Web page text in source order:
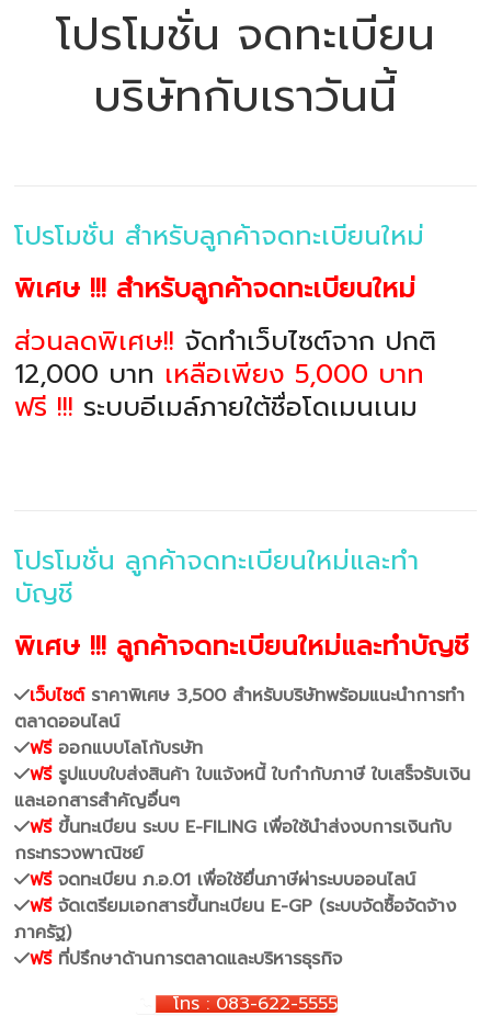
โปรโมชั่น จดทะเบียน
บริษัทกับเราวันนี้
โปรโมชั่น สำหรับลูกค้าจดทะเบียนใหม่
พิเศษ !!! สำหรับลูกค้าจดทะเบียนใหม่
ส่วนลดพิเศษ!! จัดทำเว็บไซต์จาก ปกติ
12,000 บาท เหลือเพียง 5,000 บาท
ฟรี !!! ระบบอีเมล์ภายใต้ชื่อโดเมนเนม
โปรโมชั่น ลูกค้าจดทะเบียนใหม่และทำ
บัญชี
พิเศษ !!! ลูกค้าจดทะเบียนใหม่และทำบัญชี
เว็บไซต์ราคาพิเศษ 3,500 สำหรับบริษัทพร้อมแนะนำการทำ
ตลาดออนไลน์
ฟรีออกแบบโลโก้บรษัท
ฟรีรูปแบบใบส่งสินค้า ใบแจ้งหนี้ ใบกำกับภาษี ใบเสร็จรับเงิน
และเอกสารสำคัญอื่นๆ
ฟรีขึ้นทะเบียน ระบบ E-FILING เพื่อใช้นำส่งงบการเงินกับ
กระทรวงพาณิชย์
ฟรีจดทะเบียน ภ.อ.01 เพื่อใช้ยื่นภาษีผ่าระบบออนไลน์
ฟรีจัดเตรียมเอกสารขึ้นทะเบียน E-GP (ระบบจัดซื้อจัดจ้าง
ภาครัฐ)
ฟรีที่ปรึกษาด้านการตลาดและบริหารธุรกิจ
โทร : 083-622-5555